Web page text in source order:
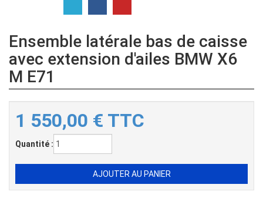
Ensemble latérale bas de caisse
avec extension d'ailes BMW X6
M E71
1 550,00 € TTC
Quantité :